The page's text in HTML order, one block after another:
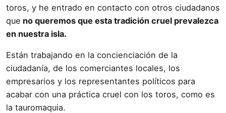
toros, y he entrado en contacto con otros ciudadanos
que no queremos que esta tradición cruel prevalezca
en nuestra isla.
Están trabajando en la concienciación de la
ciudadanía, de los comerciantes locales, los
empresarios y los representantes políticos para
acabar con una práctica cruel con los toros, como es
la tauromaquia.